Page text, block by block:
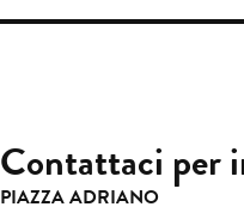
Contattaci per
PIAZZA ADRIANO